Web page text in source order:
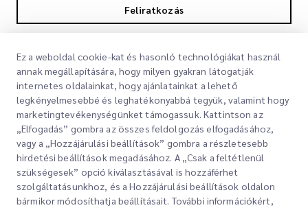
Feliratkozás
nyilatkozat
Gyorslinkek
Ez a weboldal cookie-kat és hasonló technológiákat használ
annak megállapítására, hogy milyen gyakran látogatják
internetes oldalainkat, hogy ajánlatainkat a lehető
legkényelmesebbé és leghatékonyabbá tegyük, valamint hogy
marketingtevékenységünket támogassuk. Kattintson az
„Elfogadás” gombra az összes feldolgozás elfogadásához,
vagy a „Hozzájárulási beállítások” gombra a részletesebb
hirdetési beállítások megadásához. A „Csak a feltétlenül
szükségesek” opció kiválasztásával is hozzáférhet
szolgáltatásunkhoz, és a Hozzájárulási beállítások oldalon
bármikor módosíthatja beállításait. További információkért,